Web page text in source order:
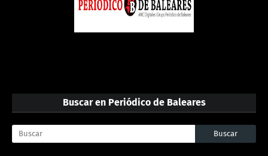
Buscar en Periódico de Baleares